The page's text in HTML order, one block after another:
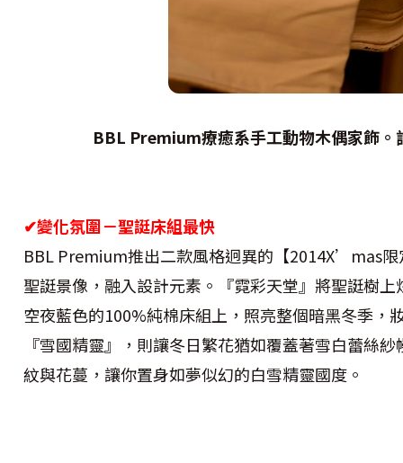
BBL Premium療癒系手工動物木偶家飾
✔變化氛圍－聖誔床組最快
BBL Premium推出二款風格迥異的【2014X’mas
聖誔景像，融入設計元素。『霓彩天堂』將聖誔樹
空夜藍色的100%純棉床組上，照亮整個暗黑冬季，
『雪國精靈』，則讓冬日繁花猶如覆蓋著雪白蕾絲
紋與花蔓，讓你置身如夢似幻的白雪精靈國度。